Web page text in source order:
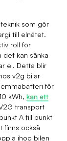
som gör
till elnätet.
roll för
kan sänka
el. Detta blir
v2g bilar
för
kWh,kan ett
transport
A till punkt
finns också
ihop bilen